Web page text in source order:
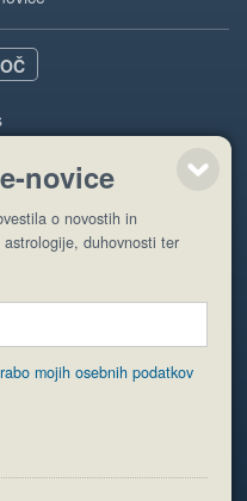
so pridržane.
Varstvo osebnih podatkov
novice
o novostih in
duhovnosti ter
mojih osebnih podatkov